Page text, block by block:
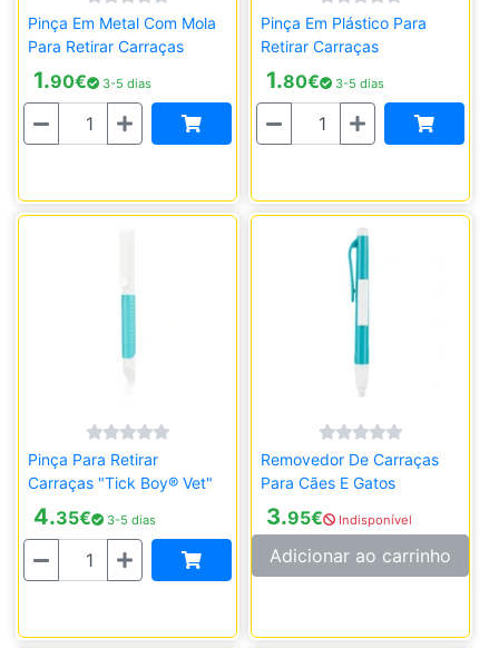
Pinça Em Metal Com Mola
Para Retirar Carraças
1.90€ 3-5 dias
Quantidade
Pinça Em Plástico Para
Retirar Carraças
1.80€ 3-5 dias
Quantidade
Pinça Para Retirar
Carraças "Tick Boy® Vet"
4.35€ 3-5 dias
Quantidade
Removedor De Carraças
Para Cães E Gatos
3.95€ Indisponível
Adicionar ao carrinho